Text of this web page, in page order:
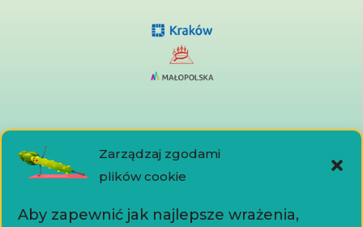
Zarządzaj zgodami
plików cookie
Aby zapewnić jak najlepsze wrażenia,
Media